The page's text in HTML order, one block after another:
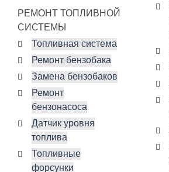
РЕМОНТ ТОПЛИВНОЙ
СИСТЕМЫ
Топливная система
Ремонт бензобака
Замена бензобаков
Ремонт
бензонасоса
Датчик уровня
топлива
Топливные
форсунки